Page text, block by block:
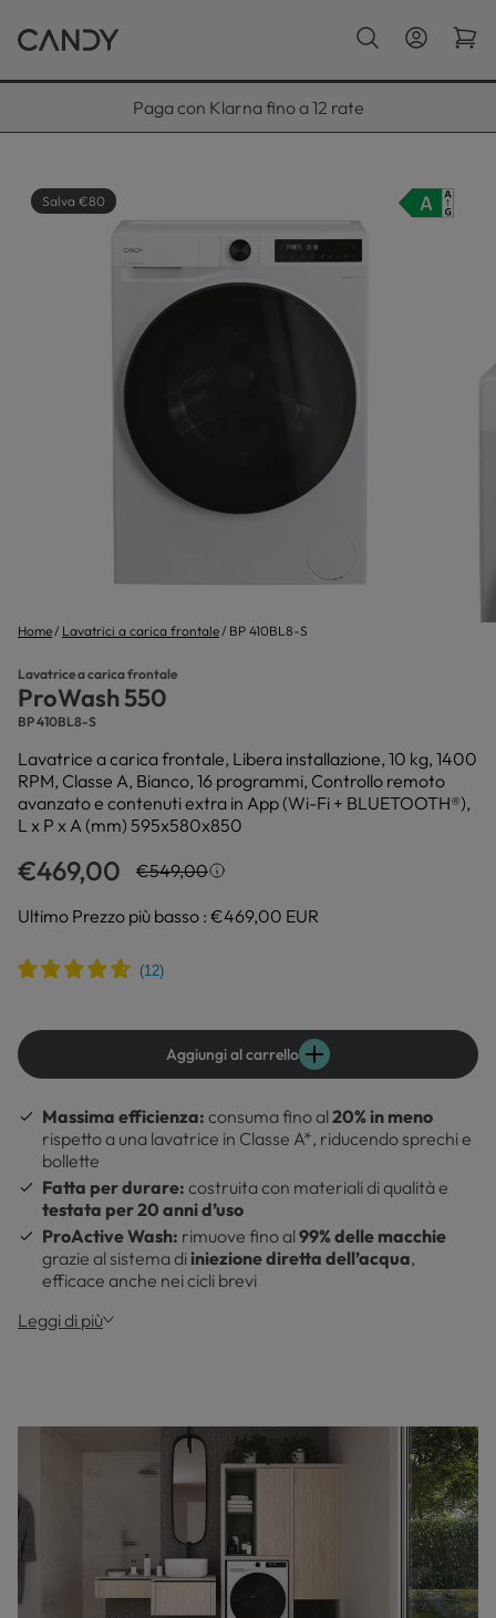
Paga con Klarna fino a 12 rate
Salva €80
Home Lavatrici a carica frontale BP 410BL8-S
Lavatrice a carica frontale
ProWash 550
BP 410BL8-S
Lavatrice a carica frontale, Libera installazione, 10 kg, 1400
RPM, Classe A, Bianco, 16 programmi, Controllo remoto
avanzato e contenuti extra in App (Wi-Fi + BLUETOOTH®),
L x P x A (mm) 595x580x850
€469,00
€549,00
Prezzo più basso in 30 giorni
ultimi 30 giorni.
Ultimo Prezzo più basso : €469,00 EUR
Aggiungi al carrello
Massima efficienza: consuma fino al20% in meno
rispetto a una lavatrice in Classe A*, riducendo sprechi e
bollette
Fatta per durare: costruita con materiali di qualità e
testata per 20 anni d’uso
ProActive Wash: rimuove fino al99% delle macchie
grazie al sistema di iniezione diretta dell’acqua,
efficace anche nei cicli brevi
Leggi di più